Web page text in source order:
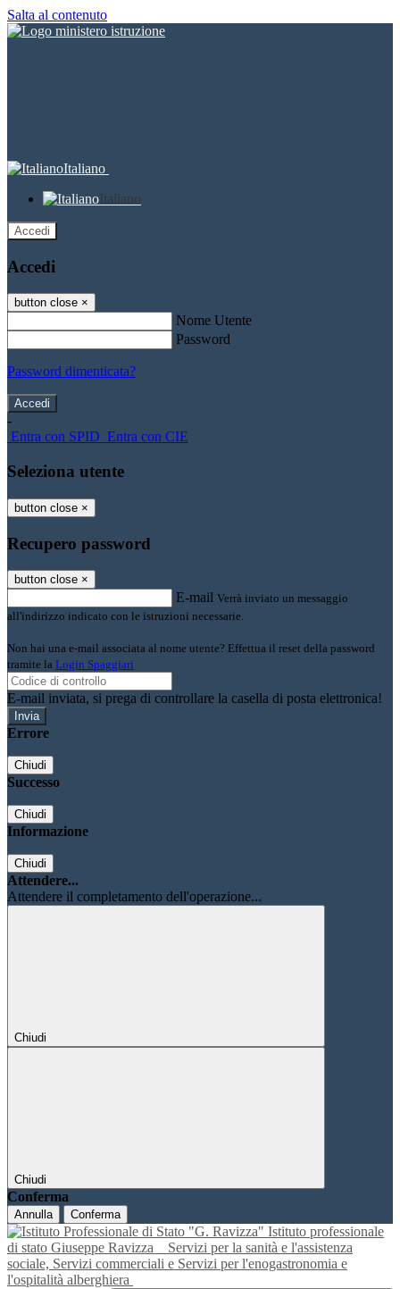
Salta al contenuto
Italiano
Italiano
Accedi
Accedi
button close ×
Nome Utente
Password
Password dimenticata?
-
Entra con SPID Entra con CIE
Seleziona utente
button close ×
Recupero password
button close ×
E-mail Verrà inviato un messaggio
all'indirizzo indicato con le istruzioni necessarie.
Non hai una e-mail associata al nome utente? Effettua il reset della password
tramite la Login Spaggiari
E-mail inviata, si prega di controllare la casella di posta elettronica!
Errore
Chiudi
Successo
Chiudi
Informazione
Chiudi
Attendere...
Attendere il completamento dell'operazione...
Chiudi
Chiudi
Conferma
Annulla Conferma
Istituto professionale
di stato Giuseppe Ravizza
Servizi per la sanità e l'assistenza
sociale, Servizi commerciali e Servizi per l'enogastronomia e
l'ospitalità alberghiera